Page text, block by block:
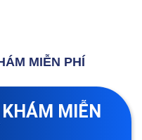
MIỄN PHÍ
MIỄN